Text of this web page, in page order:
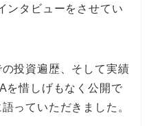
ンタビューをさせてい
投資遍歴、そして実績
を惜しげもなく公開で
っていただきました。